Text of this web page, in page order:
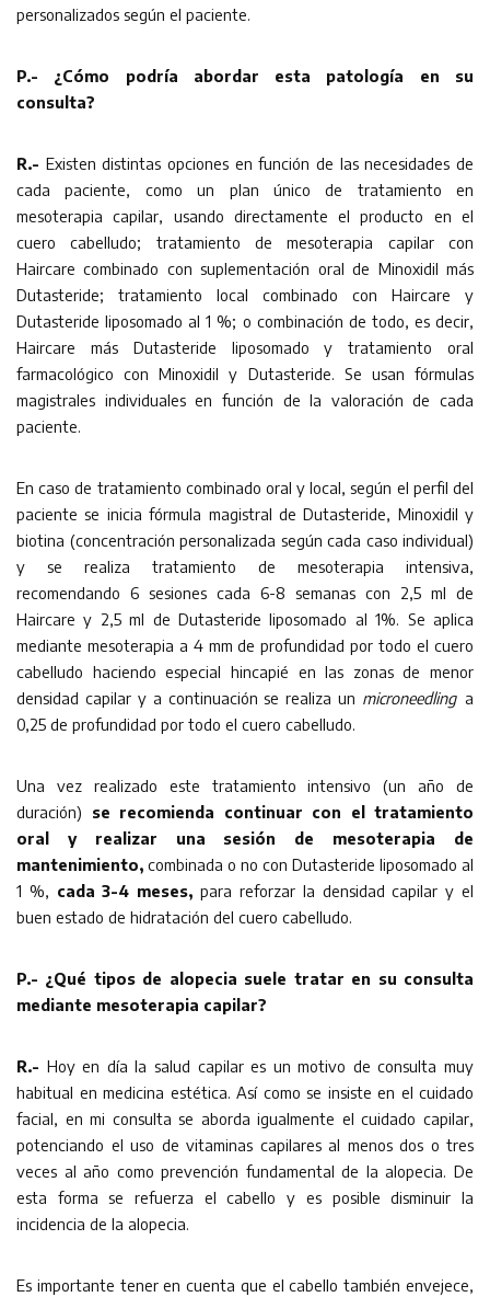
personalizados según el paciente.
P.- ¿Cómo podría abordar esta patología en su
consulta?
R.- Existen distintas opciones en función de las necesidades de
cada paciente, como un plan único de tratamiento en
mesoterapia capilar, usando directamente el producto en el
cuero cabelludo; tratamiento de mesoterapia capilar con
Haircare combinado con suplementación oral de Minoxidil más
Dutasteride; tratamiento local combinado con Haircare y
Dutasteride liposomado al 1 %; o combinación de todo, es decir,
Haircare más Dutasteride liposomado y tratamiento oral
farmacológico con Minoxidil y Dutasteride. Se usan fórmulas
magistrales individuales en función de la valoración de cada
paciente.
En caso de tratamiento combinado oral y local, según el perfil del
paciente se inicia fórmula magistral de Dutasteride, Minoxidil y
biotina (concentración personalizada según cada caso individual)
y se realiza tratamiento de mesoterapia intensiva,
recomendando 6 sesiones cada 6-8 semanas con 2,5 ml de
Haircare y 2,5 ml de Dutasteride liposomado al 1%. Se aplica
mediante mesoterapia a 4 mm de profundidad por todo el cuero
cabelludo haciendo especial hincapié en las zonas de menor
densidad capilar y a continuación se realiza un microneedlinga
0,25 de profundidad por todo el cuero cabelludo.
Una vez realizado este tratamiento intensivo (un año de
duración) se recomienda continuar con el tratamiento
oral y realizar una sesión de mesoterapia de
mantenimiento, combinada o no con Dutasteride liposomado al
1 %, cada 3-4 meses, para reforzar la densidad capilar y el
buen estado de hidratación del cuero cabelludo.
P.- ¿Qué tipos de alopecia suele tratar en su consulta
mediante mesoterapia capilar?
R.- Hoy en día la salud capilar es un motivo de consulta muy
habitual en medicina estética. Así como se insiste en el cuidado
facial, en mi consulta se aborda igualmente el cuidado capilar,
potenciando el uso de vitaminas capilares al menos dos o tres
veces al año como prevención fundamental de la alopecia. De
esta forma se refuerza el cabello y es posible disminuir la
incidencia de la alopecia.
Es importante tener en cuenta que el cabello también envejece,